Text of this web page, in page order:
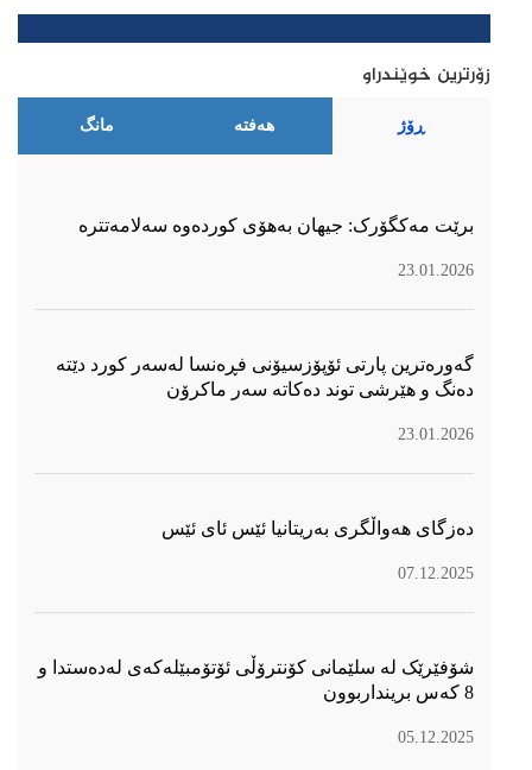
زۆرترین خوێندراو
ڕۆژ هەفتە مانگ
برێت مەکگۆرک: جیهان بەهۆی کوردەوە سەلامەتترە
23.01.2026
گەورەترین پارتی ئۆپۆزسیۆنی فڕەنسا لەسەر كورد دێتە
دەنگ و هێرشی توند دەكاتە سەر ماكرۆن
23.01.2026
دەزگای هەواڵگری بەریتانیا ئێس ئای ئێس
07.12.2025
شۆفێرێک لە سلێمانی کۆنترۆڵی ئۆتۆمبێلەکەی لەدەستدا و
8 کەس برینداربوون
05.12.2025